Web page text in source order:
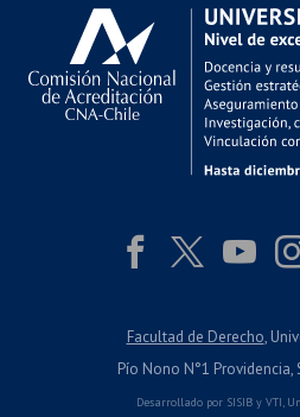
Facultad de Derecho,
Pío Nono N°1 Providencia,
Desarrollado por SISIB y VTI,